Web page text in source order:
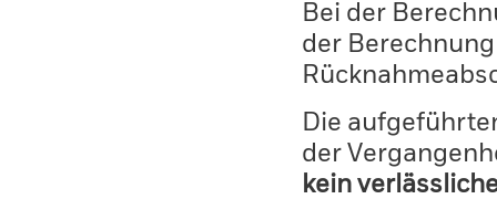
Bei der
der
Die
der
kein